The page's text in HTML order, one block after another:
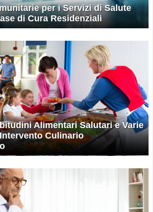
per i Servizi di Salute
di Cura Residenziali
Alimentari Salutari e Varie
Culinario